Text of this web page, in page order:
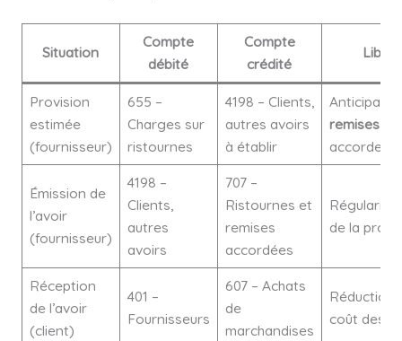
Situation
Compte
débité
Compte
crédité
Provision
estimée
(fournisseur)
655 –
Charges sur
ristournes
4198 – Clients,
autres avoirs
à établir
remisesà
accorder
Émission de
l’avoir
(fournisseur)
4198 –
Clients,
autres
avoirs
707 –
Ristournes et
remises
accordées
de la
Réception
de l’avoir
(client)
401 –
Fournisseurs
607 – Achats
de
marchandises
Réduction
coût des